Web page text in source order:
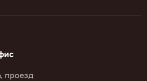
проезд